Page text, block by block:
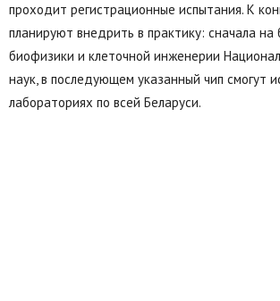
проходит регистрационные испытания. К
планируют внедрить в практику: сначала на
биофизики и клеточной инженерии
наук, в последующем указанный чип смогут
лабораториях по всей Беларуси.